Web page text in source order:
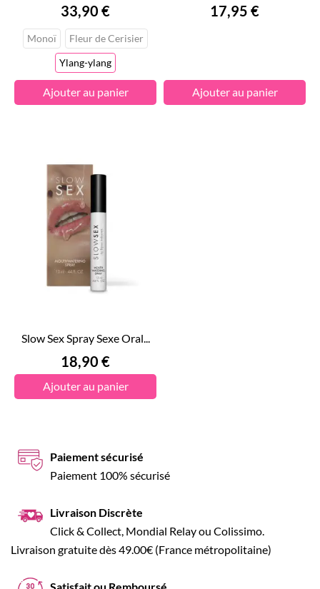
Prix
33,90 €
Monoï
Fleur de Cerisier
Ylang-ylang
Ajouter au panier
Prix
17,95 €
Ajouter au panier
Slow Sex Spray Sexe Oral...
Prix
18,90 €
Ajouter au panier
Paiement sécurisé
Paiement 100% sécurisé
Livraison Discrète
Click & Collect, Mondial Relay ou Colissimo.
Livraison gratuite dès 49.00€ (France métropolitaine)